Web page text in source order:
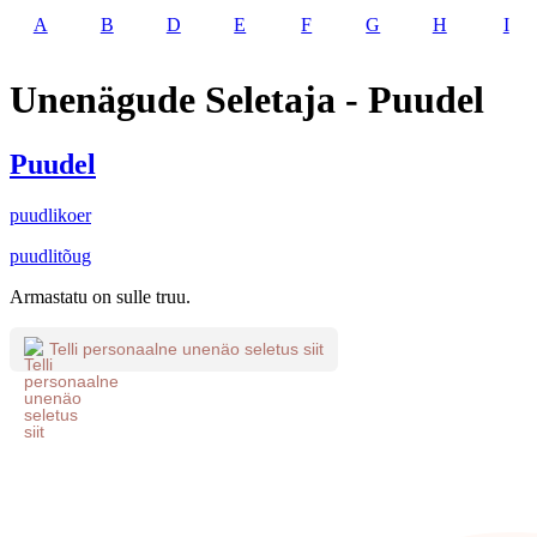
A B D E F G H I
Unenägude Seletaja - Puudel
Puudel
puudlikoer
puudlitõug
Armastatu on sulle truu.
Telli personaalne unenäo seletus siit